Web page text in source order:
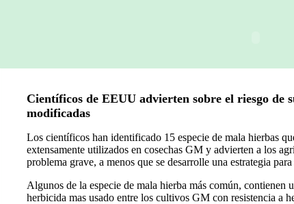
Científicos de EEUU advierten sobre el riesgo de
modificadas
Los científicos han identificado 15 especie de mala hierbas
extensamente utilizados en cosechas GM y advierten a los
problema grave, a menos que se desarrolle una estrategia
Algunos de la especie de mala hierba más común, contienen
herbicida mas usado entre los cultivos GM con resistencia a